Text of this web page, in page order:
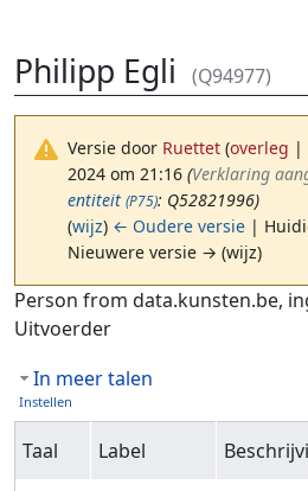
Philipp Egli (Q94977)
Versie door Ruettet (overleg |
2024 om 21:16 (‎Verklaring
entiteit (P75): Q52821996)
(wijz) ← Oudere versie |
Nieuwere versie → (wijz)
Ga naar:navigatie,zoeken
Person from data.kunsten.be,
Uitvoerder
In meer talen
Instellen
Taal Label